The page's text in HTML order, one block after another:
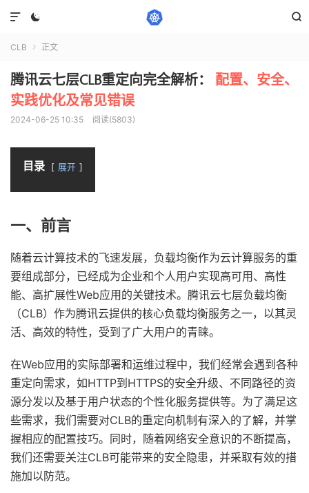



CLB  正文
腾讯云七层CLB重定向完全解析： 配置、安全、
实践优化及常见错误
2024-06-25 10:35 阅读(5803)
目录 展开
一、前言
随着云计算技术的飞速发展，负载均衡作为云计算服务的重
要组成部分，已经成为企业和个人用户实现高可用、高性
能、高扩展性Web应用的关键技术。腾讯云七层负载均衡
（CLB）作为腾讯云提供的核心负载均衡服务之一，以其灵
活、高效的特性，受到了广大用户的青睐。
在Web应用的实际部署和运维过程中，我们经常会遇到各种
重定向需求，如HTTP到HTTPS的安全升级、不同路径的资
源分发以及基于用户状态的个性化服务提供等。为了满足这
些需求，我们需要对CLB的重定向机制有深入的了解，并掌
握相应的配置技巧。同时，随着网络安全意识的不断提高，
我们还需要关注CLB可能带来的安全隐患，并采取有效的措
施加以防范。